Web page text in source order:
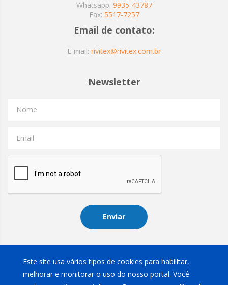
Este site usa vários tipos de cookies para habilitar,
melhorar e monitorar o uso do nosso portal. Você
Whatsapp: 9935-43787
Fax: 5517-7257
Email de contato:
E-mail: rivitex@rivitex.com.br
Newsletter
Nome
Email
Enviar